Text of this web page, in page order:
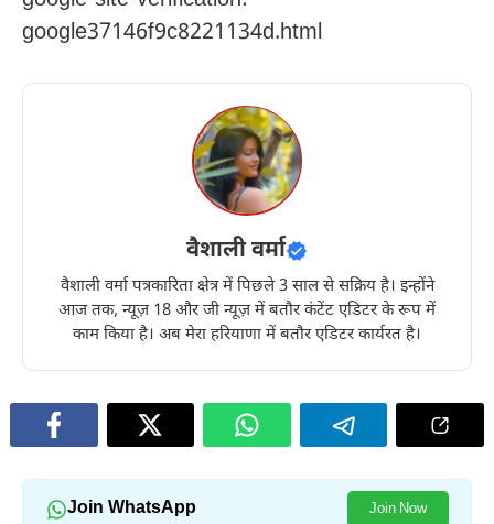
google37146f9c8221134d.html
वैशाली वर्मा
वैशाली वर्मा पत्रकारिता क्षेत्र में पिछले 3 साल से सक्रिय है। इन्होंने
आज तक, न्यूज़ 18 और जी न्यूज़ में बतौर कंटेंट एडिटर के रूप में
काम किया है। अब मेरा हरियाणा में बतौर एडिटर कार्यरत है।
Join WhatsApp Join Now